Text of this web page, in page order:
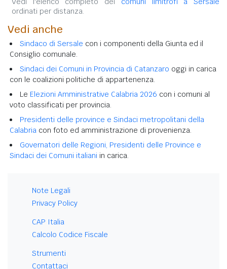
ordinati per distanza.
Vedi anche
Sindaco di Sersale con i componenti della Giunta ed il
Consiglio comunale.
Sindaci dei Comuni in Provincia di Catanzaro oggi in carica
con le coalizioni politiche di appartenenza.
Le Elezioni Amministrative Calabria 2026 con i comuni al
voto classificati per provincia.
Presidenti delle province e Sindaci metropolitani della
Calabria con foto ed amministrazione di provenienza.
Governatori delle Regioni, Presidenti delle Province e
Sindaci dei Comuni italiani in carica.
Note Legali
Privacy Policy
CAP Italia
Calcolo Codice Fiscale
Strumenti
Contattaci